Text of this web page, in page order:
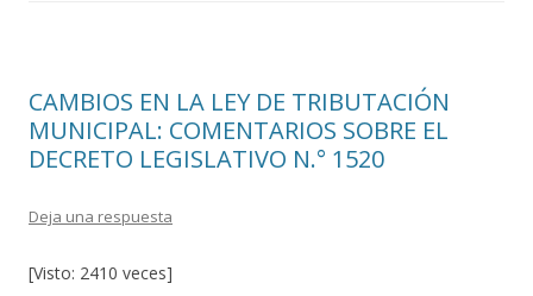
CAMBIOS EN LA LEY DE TRIBUTACIÓN
MUNICIPAL: COMENTARIOS SOBRE EL
DECRETO LEGISLATIVO N.° 1520
Deja una respuesta
[Visto: 2410 veces]